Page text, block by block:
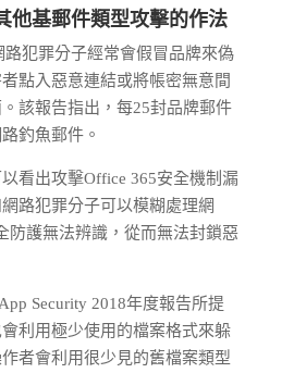
他基郵件類型攻擊的作法
路犯罪分子經常會假冒品牌來偽
點入惡意連結或將帳密無意間
該報告指出，每25封品牌郵件
釣魚郵件。
看出攻擊Office 365安全機制漏
路犯罪分子可以模糊處理網
防護無法辨識，從而無法封鎖惡
Security 2018年度報告所提
利用極少使用的檔案格式來躲
者會利用很少見的舊檔案類型